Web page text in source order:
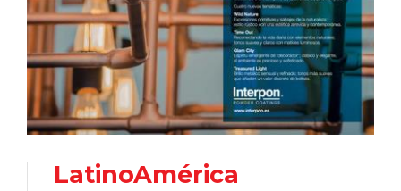
LatinoAmérica